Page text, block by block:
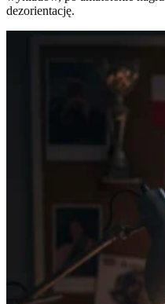
dezorientację.